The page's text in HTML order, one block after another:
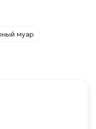
муар